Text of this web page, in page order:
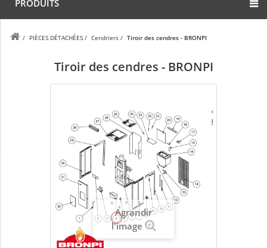
PRODUITS
/ PIÈCES DÉTACHÉES / Cendriers / Tiroir des cendres - BRONPI
Tiroir des cendres - BRONPI
Agrandir
l'image